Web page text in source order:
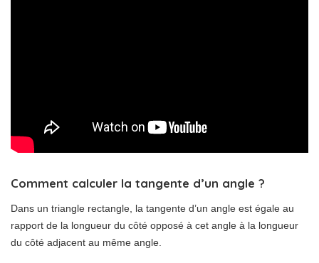
Comment calculer la tangente d’un angle ?
Dans un triangle rectangle, la tangente d’un angle est égale au
rapport de la longueur du côté opposé à cet angle à la longueur
du côté adjacent au même angle.